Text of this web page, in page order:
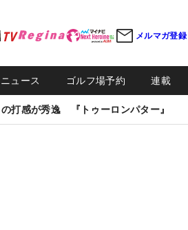
メルマガ登録
ュース ゴルフ場予約 連載
打感が秀逸 『トゥーロンパター』